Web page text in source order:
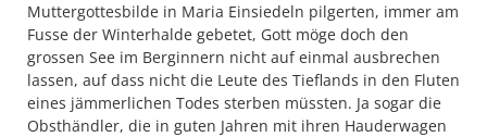
Muttergottesbilde in Maria Einsiedeln pilgerten, immer am
Fusse der Winterhalde gebetet, Gott möge doch den
grossen See im Berginnern nicht auf einmal ausbrechen
lassen, auf dass nicht die Leute des Tieflands in den Fluten
eines jämmerlichen Todes sterben müssten. Ja sogar die
Obsthändler, die in guten Jahren mit ihren Hauderwagen